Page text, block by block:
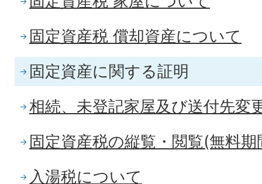
固定資産税 償却資産について
固定資産に関する証明
相続、未登記家屋及び送付先変
固定資産税の縦覧・閲覧(無料期
入湯税について